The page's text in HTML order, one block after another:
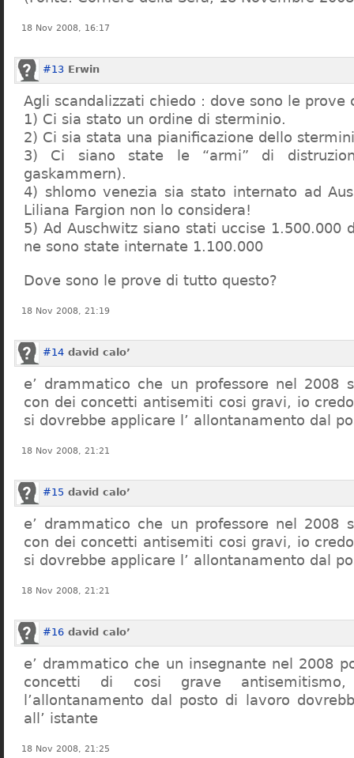
18 Nov 2008, 16:17
#13 Erwin
Agli scandalizzati chiedo : dove sono le prove
1) Ci sia stato un ordine di sterminio.
2) Ci sia stata una pianificazione dello
3) Ci siano state le “armi” di
gaskammern).
4) shlomo venezia sia stato internato ad
Liliana Fargion non lo considera!
5) Ad Auschwitz siano stati uccise 1.500.000
ne sono state internate 1.100.000
Dove sono le prove di tutto questo?
18 Nov 2008, 21:19
#14 david calo’
e’ drammatico che un professore nel 2008
con dei concetti antisemiti cosi gravi, io
si dovrebbe applicare l’ allontanamento dal
18 Nov 2008, 21:21
#15 david calo’
e’ drammatico che un professore nel 2008
con dei concetti antisemiti cosi gravi, io
si dovrebbe applicare l’ allontanamento dal
18 Nov 2008, 21:21
#16 david calo’
e’ drammatico che un insegnante nel 2008
concetti di cosi grave
l’allontanamento dal posto di lavoro
all’ istante
18 Nov 2008, 21:25